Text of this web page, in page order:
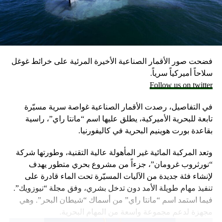
وكانت وزارة الخارجية أرجأت في مايو، فقط تسليم قنابل زنة
2000 رطل و500 رطل إلى إسرائيل بسبب مخاوف بشأن سقوط
ضحايا من المدنيين في مدينة رفح.
إلا أن نتنياهو خرج الأسبوع المضي بتصريحات نارية، ومفاجئة
حول مماطلة أميركا في تسليم تل أبيب أسلحة
ما أثار حفيظة البيت الأبيض الذي وصف تلك التصريحات بالمخيبة
للآمال.
فضحت صور الأقمار الصناعية الأخيرة المرئية على خرائط غوغل
سلاحاً أميركياً سرياً.
Follow us on twitter
في التفاصيل، رصدت الأقمار الصناعية غواصة سرية مسيّرة
تابعة للبحرية الأميركية، يطلق عليها اسم “مانتا راي”، راسية
بقاعدة بورت هوينيم البحرية في كاليفورنيا.
وتعد المركبة المائية غير المأهولة عالية التقنية، وطورتها شركة
“نورثروب غرومان”، جزءاً من مشروع بحري متطور يهدف
لإنشاء فئة جديدة من الآليات المسيّرة تحت الماء قادرة على
تنفيذ مهام طويلة الأمد دون تدخل بشري، وفق مجلة “نيوزويك”.
فيما استمد اسم “مانتا راي” من أسماك “شيطان البحر”. وهي
مجهزة لدعم مجموعة واسعة من المهام البحرية.